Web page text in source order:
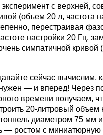
с верхней,
(объем 20 л, частота
перестраивая
настройки 20 Гц,
симпатичной кривой
сейчас вычислим,
— и вперед! Через
времени получаем,
20-литровый объем
диаметром 75 мм
— ростом с миниатюрную